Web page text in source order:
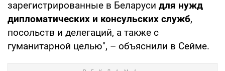
зарегистрированные в Беларуси для нужд
дипломатических и консульских служб,
посольств и делегаций, а также с
гуманитарной целью", – объяснили в Сейме.